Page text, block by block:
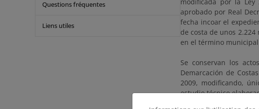
Questions fréquentes
Liens utiles
aprobado por Real
fecha incoar el
de costa de unos
en el término
Se conservan los
Demarcación de
2009, modificando,
estudio técnico